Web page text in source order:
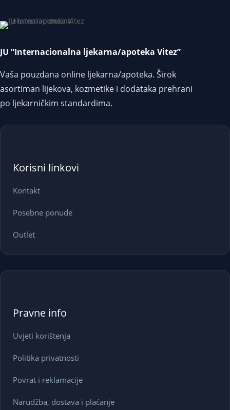
JU “Internacionalna ljekarna/apoteka Vitez”
Vaša pouzdana online ljekarna/apoteka. Širok
asortiman lijekova, kozmetike i dodataka prehrani
po ljekarničkim standardima.
Korisni linkovi
Kontakt
Posebne ponude
Outlet
Pravne info
Uvjeti korištenja
Politika privatnosti
Povrat i reklamacije
Narudžba, dostava i plaćanje